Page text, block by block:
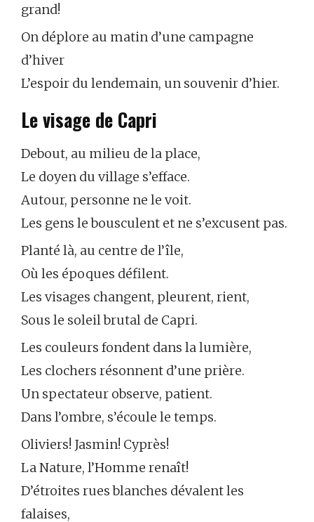
grand!
On déplore au matin d’une campagne
d’hiver
L’espoir du lendemain, un souvenir d’hier.
Le visage de Capri
Debout, au milieu de la place,
Le doyen du village s’efface.
Autour, personne ne le voit.
Les gens le bousculent et ne s’excusent pas.
Planté là, au centre de l’île,
Où les époques défilent.
Les visages changent, pleurent, rient,
Sous le soleil brutal de Capri.
Les couleurs fondent dans la lumière,
Les clochers résonnent d’une prière.
Un spectateur observe, patient.
Dans l’ombre, s’écoule le temps.
Oliviers! Jasmin! Cyprès!
La Nature, l’Homme renaît!
D’étroites rues blanches dévalent les
falaises,